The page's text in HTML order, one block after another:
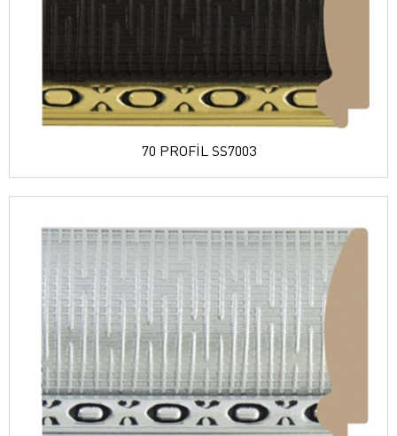
70 PROFİL SS7003